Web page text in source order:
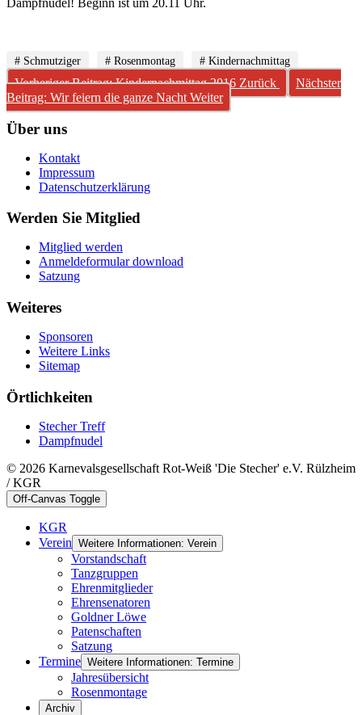
Dampfnudel! Beginn ist um 20.11 Uhr.
# Schmutziger # Rosenmontag # Kindernachmittag
Vorheriger Beitrag: Kindernachmittag 2016 Zurück
Nächster
Beitrag: Wir feiern die ganze Nacht Weiter
Über uns
Kontakt
Impressum
Datenschutzerklärung
Werden Sie Mitglied
Mitglied werden
Anmeldeformular download
Satzung
Weiteres
Sponsoren
Weitere Links
Sitemap
Örtlichkeiten
Stecher Treff
Dampfnudel
© 2026 Karnevalsgesellschaft Rot-Weiß 'Die Stecher' e.V. Rülzheim
/ KGR
Off-Canvas Toggle
KGR
Verein Weitere Informationen: Verein
Vorstandschaft
Tanzgruppen
Ehrenmitglieder
Ehrensenatoren
Goldner Löwe
Patenschaften
Satzung
Termine Weitere Informationen: Termine
Jahresübersicht
Rosenmontage
Archiv